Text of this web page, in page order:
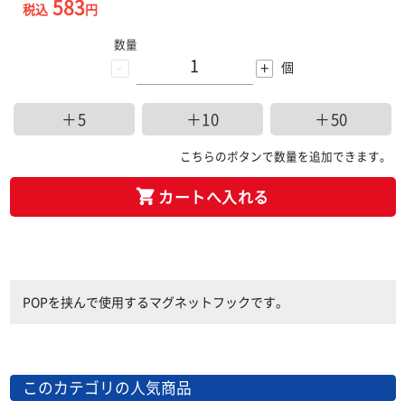
税込583円
-
数量
+ 個
＋5 ＋10 ＋50
こちらのボタンで数量を追加できます。
カートへ入れる
POPを挟んで使用するマグネットフックです。
このカテゴリの人気商品